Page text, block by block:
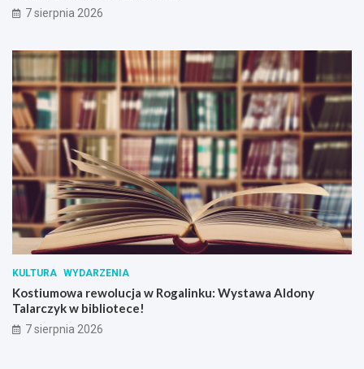
7 sierpnia 2026
KULTURA WYDARZENIA
Kostiumowa rewolucja w Rogalinku: Wystawa Aldony
Talarczyk w bibliotece!
7 sierpnia 2026